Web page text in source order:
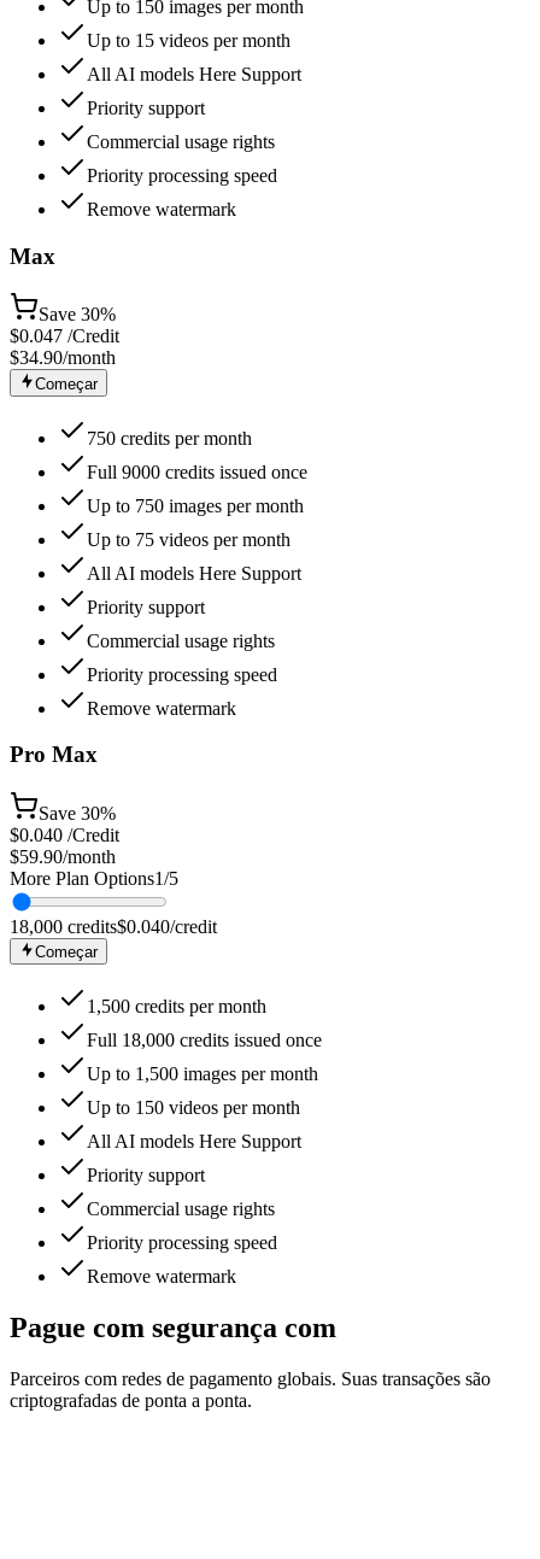
Up to 150 images per month
Up to 15 videos per month
All AI models Here Support
Priority support
Commercial usage rights
Priority processing speed
Remove watermark
Max
Save 30%
$0.047 /Credit
$34.90/month
Começar
750 credits per month
Full 9000 credits issued once
Up to 750 images per month
Up to 75 videos per month
All AI models Here Support
Priority support
Commercial usage rights
Priority processing speed
Remove watermark
Pro Max
Save 30%
$0.040 /Credit
$59.90/month
More Plan Options1/5
18,000 credits$0.040/credit
Começar
1,500 credits per month
Full 18,000 credits issued once
Up to 1,500 images per month
Up to 150 videos per month
All AI models Here Support
Priority support
Commercial usage rights
Priority processing speed
Remove watermark
Pague com segurança com
Parceiros com redes de pagamento globais. Suas transações são
criptografadas de ponta a ponta.